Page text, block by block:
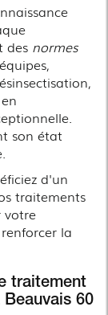
des normes
son état
d'un
traitements
votre
la
traitement
60